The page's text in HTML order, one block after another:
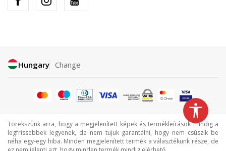
Hungary Change
Törekszünk arra, hogy a megjelenített képek és termékleírások mindig a
legfrissebbek legyenek, de nem tujuk garantálni, hogy nem csúszik be
néha egy-egy hiba. Minden megjelenített termék a választékunk része, de